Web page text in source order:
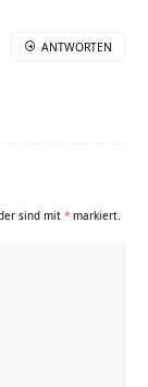
ANTWORTEN
sind mit * markiert.